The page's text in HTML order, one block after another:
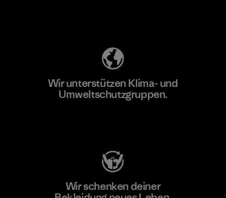
Wir unterstützen Klima- und
Umweltschutzgruppen.
Wir schenken deiner